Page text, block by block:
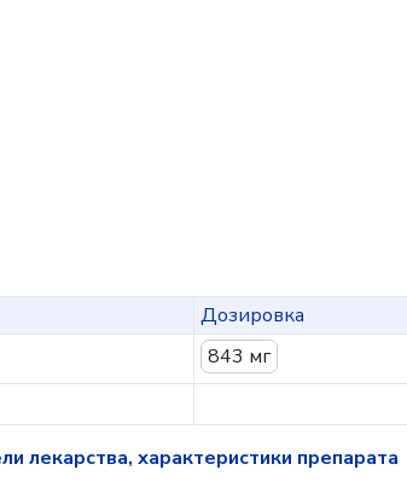
Дозировка
843 мг
лекарства, характеристики препарата